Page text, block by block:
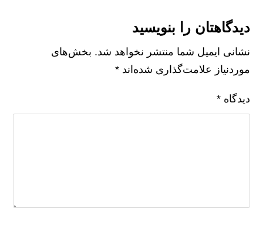
دیدگاهتان را بنویسید
نشانی ایمیل شما منتشر نخواهد شد. بخش‌های
موردنیاز علامت‌گذاری شده‌اند*
دیدگاه*